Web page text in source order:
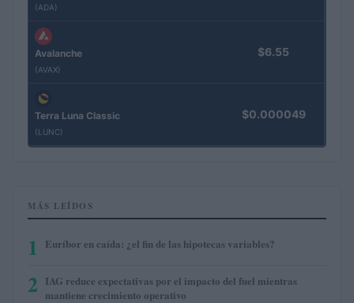
(ADA)
Avalanche
(AVAX)
$6.55
Terra Luna Classic
(LUNC)
$0.000049
MÁS LEÍDOS
1 Euríbor en caída: ¿el fin de las hipotecas variables?
2 IAG reduce expectativas por el impacto del fuel mientras
mantiene crecimiento operativo